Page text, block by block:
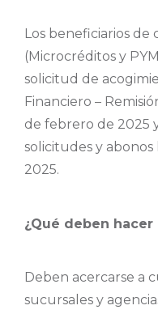
Los beneficiarios
(Microcréditos y
solicitud de
Financiero –
de febrero de 2025
solicitudes y
2025.
¿Qué deben
Deben acercarse a
sucursales y